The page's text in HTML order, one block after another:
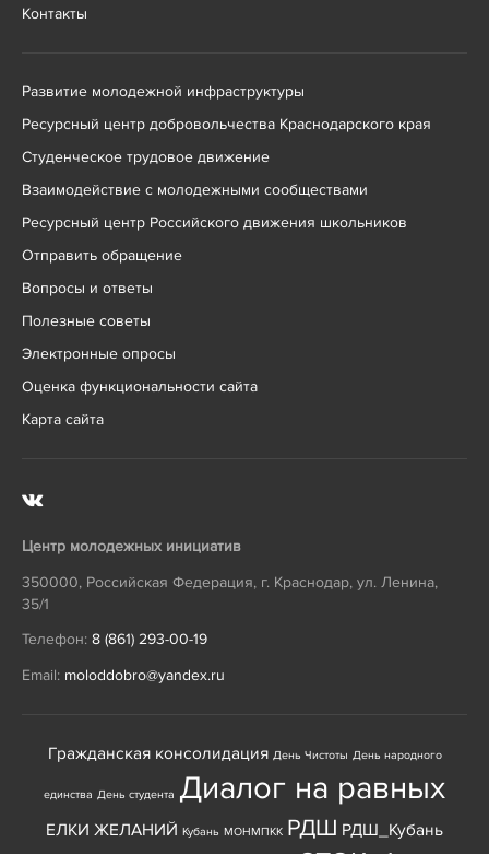
Контакты
Развитие молодежной инфраструктуры
Ресурсный центр добровольчества Краснодарского края
Студенческое трудовое движение
Взаимодействие с молодежными сообществами
Ресурсный центр Российского движения школьников
Отправить обращение
Вопросы и ответы
Полезные советы
Электронные опросы
Оценка функциональности сайта
Карта сайта
Центр молодежных инициатив
350000, Российская Федерация, г. Краснодар, ул. Ленина,
35/1
Телефон: 8 (861) 293-00-19
Email: moloddobro@yandex.ru
Гражданская консолидация День Чистоты День народного
единства День студента Диалог на равных
ЕЛКИ ЖЕЛАНИЙ Кубань МОНМПКК РДШ РДШ_Кубань